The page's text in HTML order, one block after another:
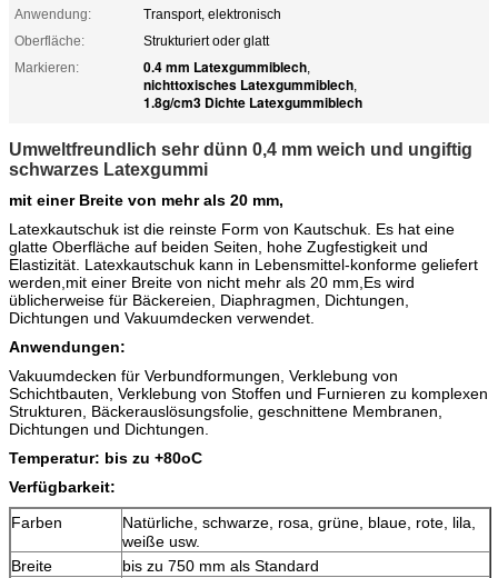
Anwendung:
Transport, elektronisch
Oberfläche:
Strukturiert oder glatt
Markieren:
0.4 mm Latexgummiblech,
nichttoxisches Latexgummiblech,
1.8g/cm3 Dichte Latexgummiblech
Umweltfreundlich sehr dünn 0,4 mm weich und ungiftig
schwarzes Latexgummi
mit einer Breite von mehr als 20 mm,
Latexkautschuk ist die reinste Form von Kautschuk. Es hat eine
glatte Oberfläche auf beiden Seiten, hohe Zugfestigkeit und
Elastizität. Latexkautschuk kann in Lebensmittel-konforme geliefert
werden,mit einer Breite von nicht mehr als 20 mm,Es wird
üblicherweise für Bäckereien, Diaphragmen, Dichtungen,
Dichtungen und Vakuumdecken verwendet.
Anwendungen:
Vakuumdecken für Verbundformungen, Verklebung von
Schichtbauten, Verklebung von Stoffen und Furnieren zu komplexen
Strukturen, Bäckerauslösungsfolie, geschnittene Membranen,
Dichtungen und Dichtungen.
Temperatur: bis zu +80oC
Verfügbarkeit:
Farben
Natürliche, schwarze, rosa, grüne, blaue, rote, lila,
weiße usw.
Breite
bis zu 750 mm als Standard